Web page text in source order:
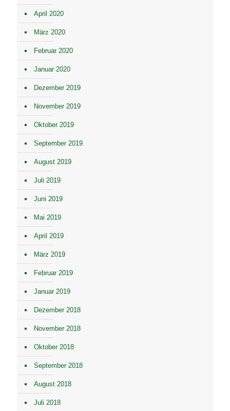
April 2020
März 2020
Februar 2020
Januar 2020
Dezember 2019
November 2019
Oktober 2019
September 2019
August 2019
Juli 2019
Juni 2019
Mai 2019
April 2019
März 2019
Februar 2019
Januar 2019
Dezember 2018
November 2018
Oktober 2018
September 2018
August 2018
Juli 2018